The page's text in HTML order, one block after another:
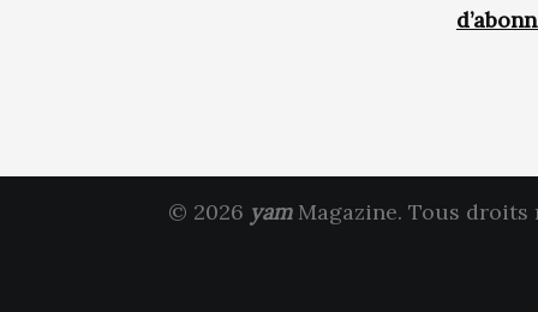
© 2026 yamMagazine. Tous droits